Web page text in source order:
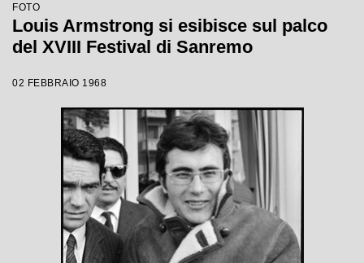
FOTO
Louis Armstrong si esibisce sul palco
del XVIII Festival di Sanremo
02 FEBBRAIO 1968